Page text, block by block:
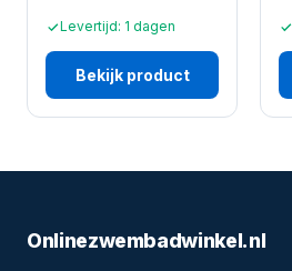
Levertijd: 1 dagen
Bekijk product
Onlinezwembadwinkel.nl